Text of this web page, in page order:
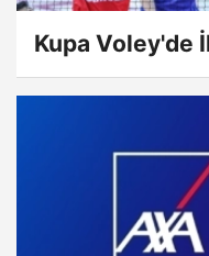
Kupa Voley'de